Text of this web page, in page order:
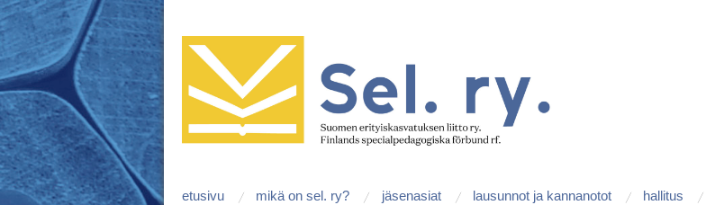
etusivu mikä on sel. ry? jäsenasiat lausunnot ja kannanotot hallitus